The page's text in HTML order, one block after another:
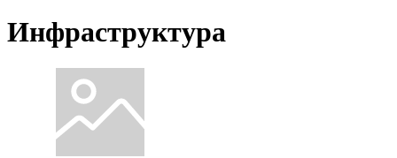
Инфраструктура